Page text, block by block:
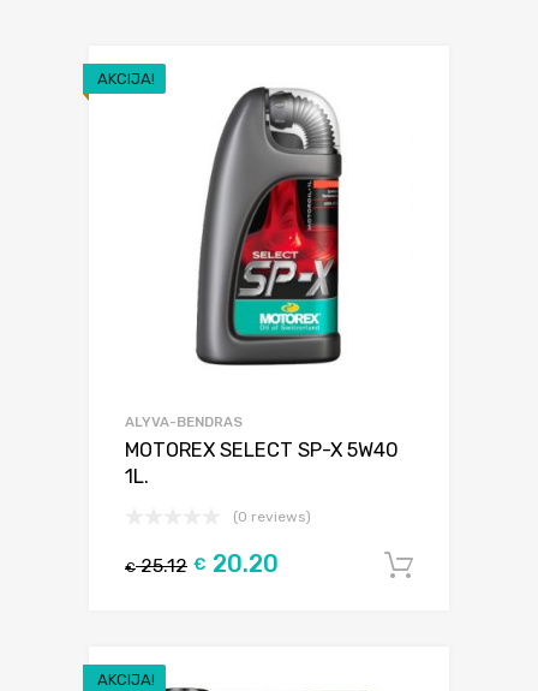
AKCIJA!
ALYVA-BENDRAS
MOTOREX SELECT SP-X 5W40
1L.
(0 reviews)
€25.12 € 20.20
AKCIJA!